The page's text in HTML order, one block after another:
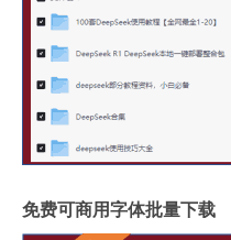
免费可商用字体批量下载